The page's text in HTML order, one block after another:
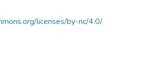
licenses/by-nc/4.0/